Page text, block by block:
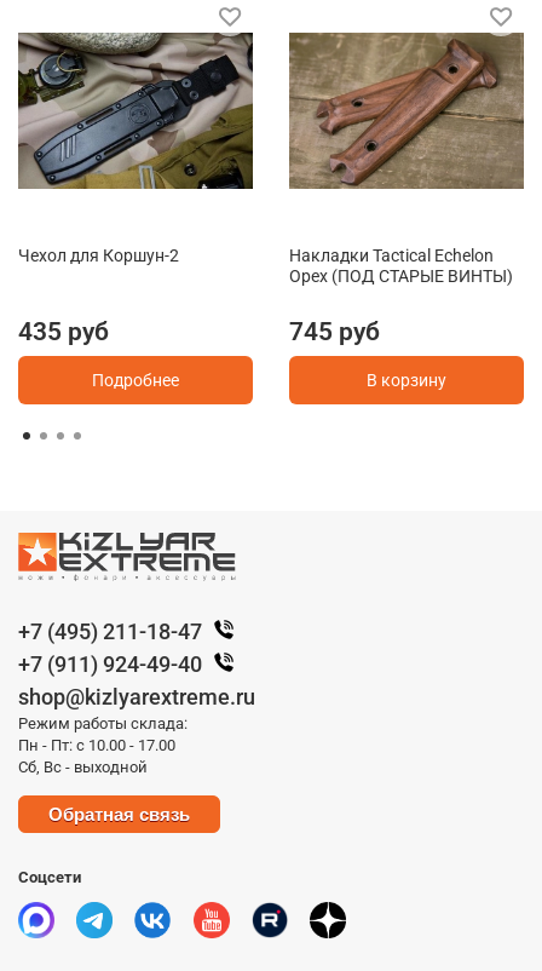
Чехол для Коршун-2
435 руб
Подробнее
Накладки Tactical Echelon
Орех (ПОД СТАРЫЕ ВИНТЫ)
745 руб
В корзину
+7 (495) 211-18-47
+7 (911) 924-49-40
shop@kizlyarextreme.ru
Режим работы склада:
Пн - Пт: с 10.00 - 17.00
Сб, Вс - выходной
Обратная связь
Соцсети